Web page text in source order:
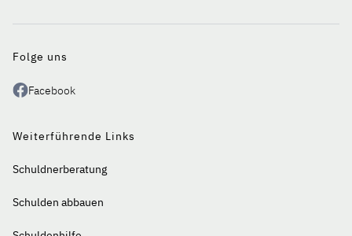
Folge uns
Facebook
Weiterführende Links
Schuldnerberatung
Schulden abbauen